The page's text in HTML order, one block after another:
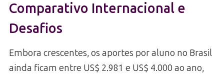
Comparativo Internacional e
Desafios
Embora crescentes, os aportes por aluno no Brasil
ainda ficam entre US$ 2.981 e US$ 4.000 ao ano,